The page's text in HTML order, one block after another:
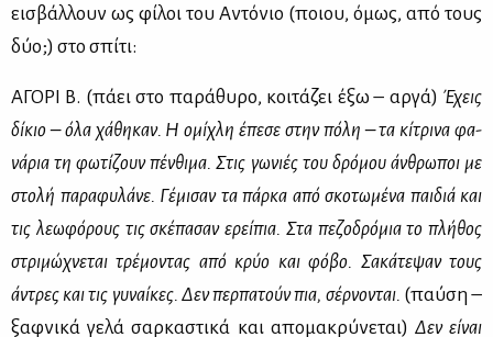
ει­σβάλ­λουν ως φί­λοι του Αντό­νιο (ποιου, όμως, από τους
δύο;) στο σπί­τι:
ΑΓΟ­ΡΙ Β. (πά­ει στο πα­ρά­θυ­ρο, κοι­τά­ζει έξω – αρ­γά) Έχεις
δί­κιο – όλα χά­θη­καν. Η ομί­χλη έπε­σε στην πό­λη – τα κί­τρι­να φα­
νά­ρια τη φω­τί­ζουν πέν­θι­μα. Στις γω­νιές του δρό­μου άν­θρω­ποι με
στο­λή πα­ρα­φυ­λά­νε. Γέ­μι­σαν τα πάρ­κα από σκο­τω­μέ­να παι­διά και
τις λε­ω­φό­ρους τις σκέ­πα­σαν ερεί­πια. Στα πε­ζο­δρό­μια το πλή­θος
στρι­μώ­χνε­ται τρέ­μο­ντας από κρύο και φό­βο. Σα­κά­τε­ψαν τους
άντρες και τις γυ­ναί­κες. Δεν περ­πα­τούν πια, σέρ­νο­νται. (παύ­ση –
ξαφ­νι­κά γε­λά σαρ­κα­στι­κά και απο­μα­κρύ­νε­ται) Δεν εί­ναι